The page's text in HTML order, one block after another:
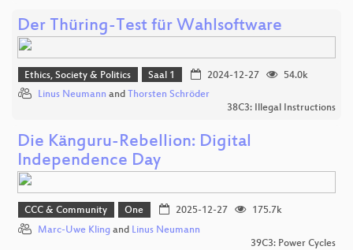
Der Thüring-Test für Wahlsoftware
Ethics, Society & Politics Saal 1 2024-12-27
54.0k
Linus Neumann and Thorsten Schröder
38C3: Illegal Instructions
Die Känguru-Rebellion: Digital
Independence Day
CCC & Community One 2025-12-27
175.7k
Marc-Uwe Kling and Linus Neumann
39C3: Power Cycles